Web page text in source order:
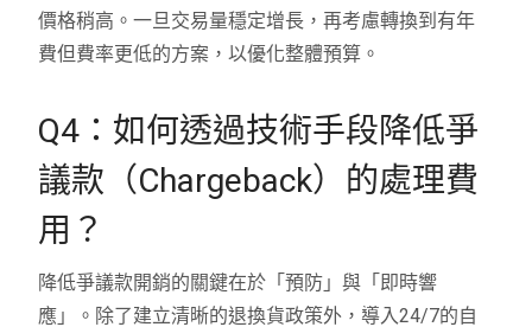
價格稍高。一旦交易量穩定增長，再考慮轉換到有年
費但費率更低的方案，以優化整體預算。
Q4：如何透過技術手段降低爭
議款（Chargeback）的處理費
用？
降低爭議款開銷的關鍵在於「預防」與「即時響
應」。除了建立清晰的退換貨政策外，導入24/7的自